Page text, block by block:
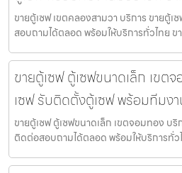
ขายตู้เซฟ เขตคลองสามวา บริการ ขายตู้
สอบถามได้ตลอด พร้อมให้บริการทั่วไทย ข
ขายตู้เซฟ ตู้เซฟขนาดเล็ก เขต
เซฟ รับติดตั้งตู้เซฟ พร้อมทีมง
ขายตู้เซฟ ตู้เซฟขนาดเล็ก เขตจอมทอง บ
ติดต่อสอบถามได้ตลอด พร้อมให้บริการทั่ว